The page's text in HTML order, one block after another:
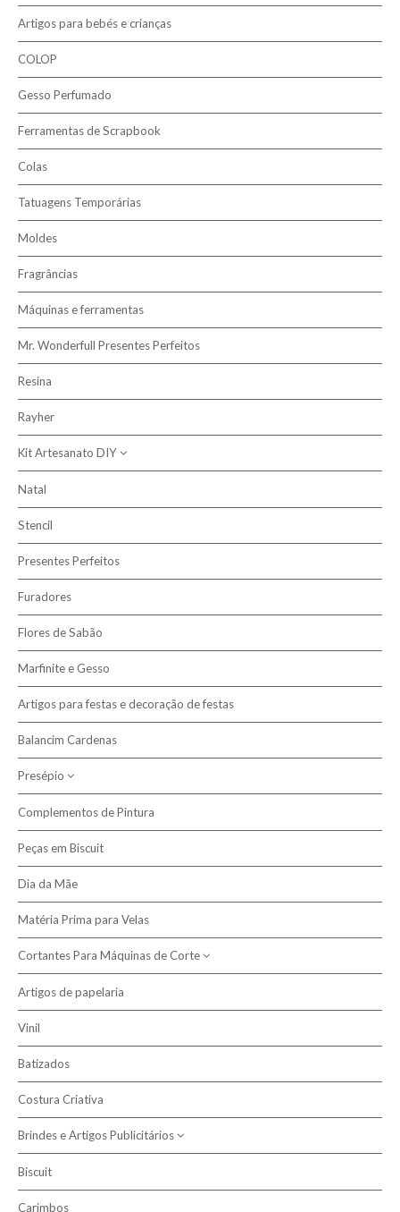
Tecidos 100% Algodão
Tecidos
Artigos para bebés e crianças
COLOP
Gesso Perfumado
Ferramentas de Scrapbook
Colas
Tatuagens Temporárias
Moldes
Fragrâncias
Máquinas e ferramentas
Mr. Wonderfull Presentes Perfeitos
Resina
Rayher
Kit Artesanato DIY
Kits Artesanato Infantis
Natal
Stencil
Presentes Perfeitos
Furadores
Flores de Sabão
Marfinite e Gesso
Artigos para festas e decoração de festas
Balancim Cardenas
Presépio
Presépio Biscuit
Complementos de Pintura
Peças em Biscuit
Dia da Mãe
Matéria Prima para Velas
Cortantes Para Máquinas de Corte
Cortantes de Caixas
Artigos de papelaria
Vinil
Batizados
Costura Criativa
Brindes e Artigos Publicitários
Sublimação
Biscuit
Carimbos